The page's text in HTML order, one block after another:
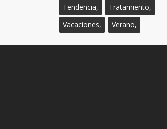
Tendencia,
Tratamiento,
Vacaciones,
Verano,